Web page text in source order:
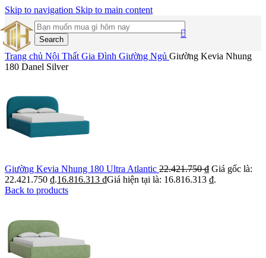
Skip to navigation Skip to main content
Search
Trang chủ Nội Thất Gia Đình Giường Ngủ Giường Kevia Nhung
180 Danel Silver
Giường Kevia Nhung 180 Ultra Atlantic 22.421.750₫ Giá gốc là:
22.421.750 ₫.16.816.313 ₫Giá hiện tại là: 16.816.313 ₫.
Back to products